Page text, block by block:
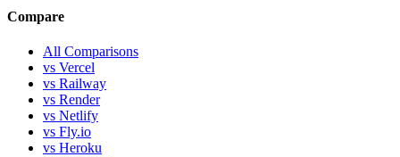
Compare
All Comparisons
vs Vercel
vs Railway
vs Render
vs Netlify
vs Fly.io
vs Heroku